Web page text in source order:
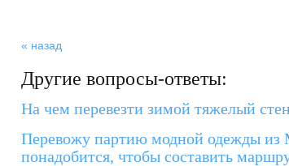
« назад
Другие вопросы-ответы:
На чем перевезти зимой тяжелый
Перевожу партию модной одежды из
понадобится, чтобы составить